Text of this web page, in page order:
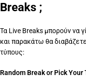
Breaks ;
Τα Live Breaks μπορούν να
και παρακάτω θα
τύπους:
Random Break or Pick Your